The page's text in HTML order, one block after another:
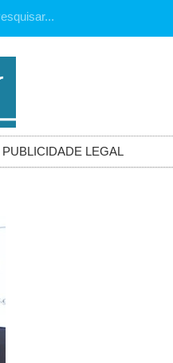
PUBLICIDADE LEGAL